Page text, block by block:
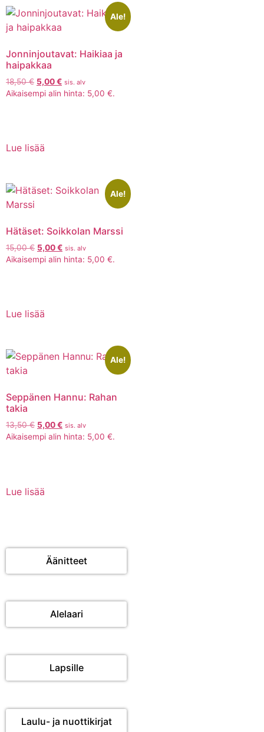
Ale!
Jonninjoutavat: Haikiaa ja
haipakkaa
18,50€ 5,00€ sis. alv
Aikaisempi alin hinta: 5,00 €.
Lue lisää
Ale!
Hätäset: Soikkolan Marssi
15,00€ 5,00€ sis. alv
Aikaisempi alin hinta: 5,00 €.
Lue lisää
Ale!
Seppänen Hannu: Rahan
takia
13,50€ 5,00€ sis. alv
Aikaisempi alin hinta: 5,00 €.
Lue lisää
Äänitteet
Alelaari
Lapsille
Laulu- ja nuottikirjat